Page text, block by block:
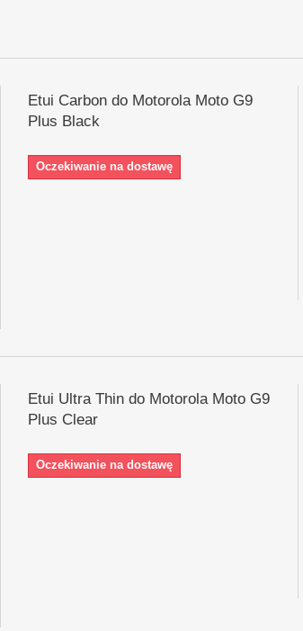
Etui Carbon do Motorola Moto G9
Plus Black
Oczekiwanie na dostawę
Etui Ultra Thin do Motorola Moto G9
Plus Clear
Oczekiwanie na dostawę